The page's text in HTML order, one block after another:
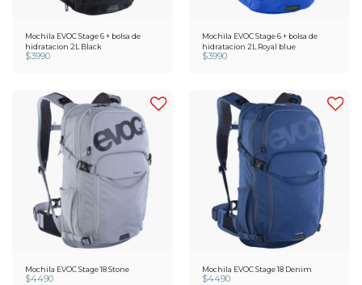
Mochila EVOC Stage 6 + bolsa de
hidratacion 2L Black
$3990
Mochila EVOC Stage 6 + bolsa de
hidratacion 2L Royal blue
$3990
Mochila EVOC Stage 18 Stone
$4490
Mochila EVOC Stage 18 Denim
$4490